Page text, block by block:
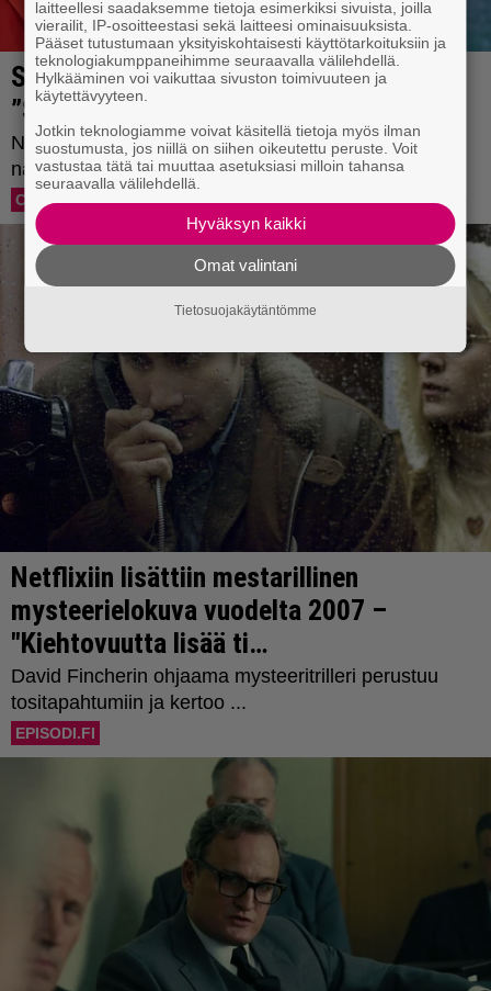
laitteellesi saadaksemme tietoja esimerkiksi sivuista, joilla
vierailit, IP-osoitteestasi sekä laitteesi ominaisuuksista.
Pääset tutustumaan yksityiskohtaisesti käyttötarkoituksiin ja
teknologiakumppaneihimme seuraavalla välilehdellä.
Hylkääminen voi vaikuttaa sivuston toimivuuteen ja
käytettävyyteen.
Jotkin teknologiamme voivat käsitellä tietoja myös ilman
suostumusta, jos niillä on siihen oikeutettu peruste. Voit
vastustaa tätä tai muuttaa asetuksiasi milloin tahansa
seuraavalla välilehdellä.
Hyväksyn kaikki
Omat valintani
Tietosuojakäytäntömme